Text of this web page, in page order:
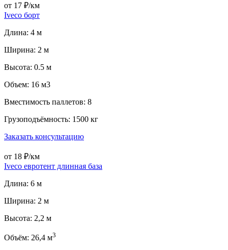
от 17 ₽/км
Iveco борт
Длина: 4 м
Ширина: 2 м
Высота: 0.5 м
Объем: 16 м3
Вместимость паллетов: 8
Грузоподъёмность: 1500 кг
Заказать консультацию
от 18 ₽/км
Iveco евротент длинная база
Длина: 6 м
Ширина: 2 м
Высота: 2,2 м
Объём: 26,4 м3